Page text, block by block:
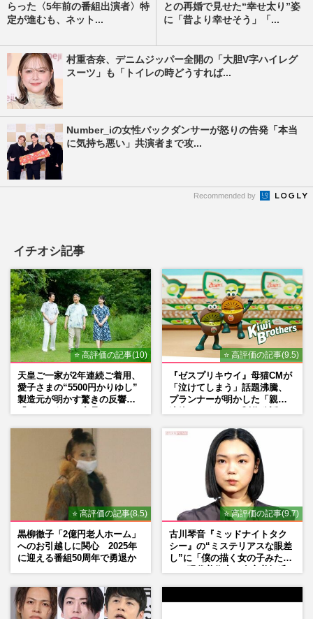
らった〈5年前の番組出演者〉特
定が進むも、ネット...
との再婚で見せた“幸せ太り”姿
に「昔より幸せそう」「...
村重杏奈、デニムジッパー全開の「大胆V字ハイレグ
スーツ」も「トイレの時どうすれば...
Number_iの女性バックダンサーが怒りの告発「本当
に気持ち悪い」共演者まで攻...
Recommended by
イチオシ記事
⭐ 高評価の記事(10)
天皇ご一家が2年連続ご着用、
愛子さまの“5500円かりゆし”
製造元が明かす驚きの反響
⭐ 高評価の記事(9.5)
『ゼスプリキウイ』母猫CMが
「泣けてしまう」話題沸騰、
プランナーが明かした「親に
⭐ 高評価の記事(8.5)
黒柳徹子「2億円老人ホーム」
へのお引越しに関心 2025年
に迎える番組50周年で勇退か
⭐ 高評価の記事(9.7)
古川琴音『ミッドナイトタク
シー』の“ミステリアスな眼差
し”に「僕の描く女の子みた